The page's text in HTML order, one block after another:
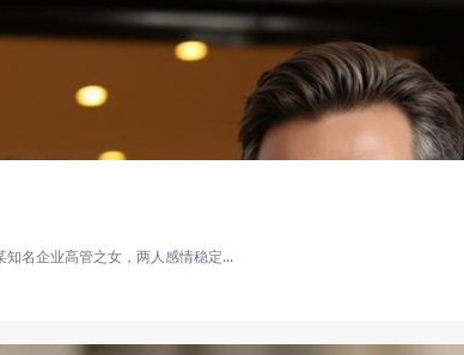
名企业高管之女，两人感情稳定...